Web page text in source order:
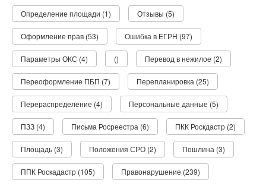
Определение площади (1) Отзывы (5)
Оформление прав (53) Ошибка в ЕГРН (97)
Параметры ОКС (4) () Перевод в нежилое (2)
Переоформление ПБП (7) Перепланировка (25)
Перераспределение (4) Персональные данные (5)
ПЗЗ (4) Письма Росреестра (6) ПКК Роскдастр (2)
Площадь (3) Положения СРО (2) Пошлина (3)
ППК Роскадастр (105) Правонарушение (239)